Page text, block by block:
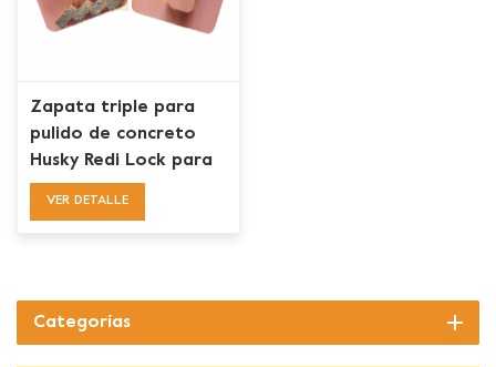
Zapata triple para
pulido de concreto
Husky Redi Lock para
preparación de pisos
VER DETALLE
Categorías